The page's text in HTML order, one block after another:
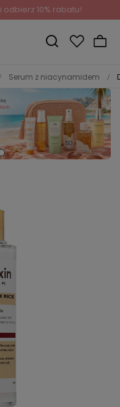
i odbierz 10% rabatu!
Serum z niacynamidem